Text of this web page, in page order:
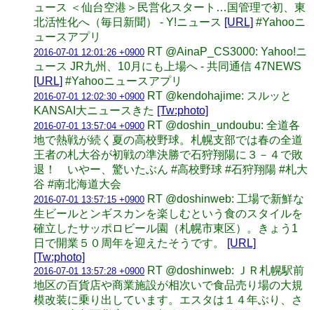
ュース ＜仙台空港＞民営化スタート…国管理で初、東
北活性化へ（毎日新聞） - Y!ニュース [URL] #Yahooニ
ュースアプリ
2016-07-01 12:01:26 +0900 RT @AinaP_CS3000: Yahoo!ニ
ュース JR九州、10月にも上場へ - 共同通信 47NEWS
[URL] #Yahooニュースアプリ
2016-07-01 12:02:30 +0900 RT @kendohajime: スルッと
KANSAI大ニュースきた [Tw:photo]
2016-07-01 13:57:04 +0900 RT @doshin_undoubu: 全道各
地で熱戦が続く夏の高校野球。札幌支部では春の全道
王者の札大谷が初戦の準決勝で石狩翔陽に３－４で敗
退！ いやー、驚いたぶん #高校野球 #石狩翔陽 #札大
谷 #南北海道大会
2016-07-01 13:57:15 +0900 RT @doshinweb: 工場で新鮮な
生ビールとンギスカンを楽しむという食のスタイルを
確立したサッポロビール園（札幌市東区）。きょう1
日で開業５０周年を迎えたそうです。
[URL]
[Tw:photo]
2016-07-01 13:57:28 +0900 RT @doshinweb: ＪＲ札幌駅前
地区の百貨店や商業施設が相次いで食品売り場の大規
模改装に乗り出しています。エスタは１４年ぶり、さ